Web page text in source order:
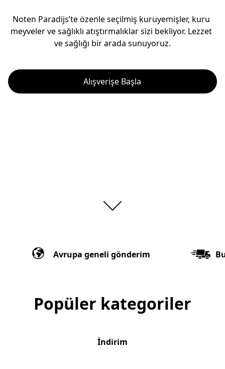
Noten Paradijs’te özenle seçilmiş kuruyemişler, kuru
meyveler ve sağlıklı atıştırmalıklar sizi bekliyor. Lezzet
ve sağlığı bir arada sunuyoruz.
Alışverişe Başla
Avrupa geneli gönderim
Popüler kategoriler
İndirim